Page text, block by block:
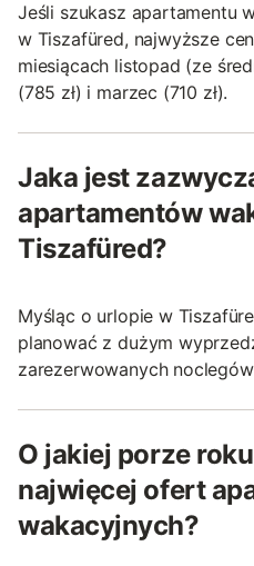
Jeśli szukasz apartamentu
w Tiszafüred, najwyższe
miesiącach listopad (ze
(785 zł) i marzec (710 zł).
Jaka jest
apartamentów
Tiszafüred?
Myśląc o urlopie w
planować z dużym
zarezerwowanych
O jakiej porze
najwięcej ofert
wakacyjnych?